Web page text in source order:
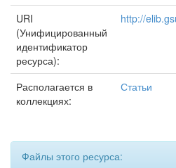
URI
(Унифицированный
идентификатор
ресурса):
http://
Располагается в
коллекциях:
Статьи
Файлы этого ресурса: